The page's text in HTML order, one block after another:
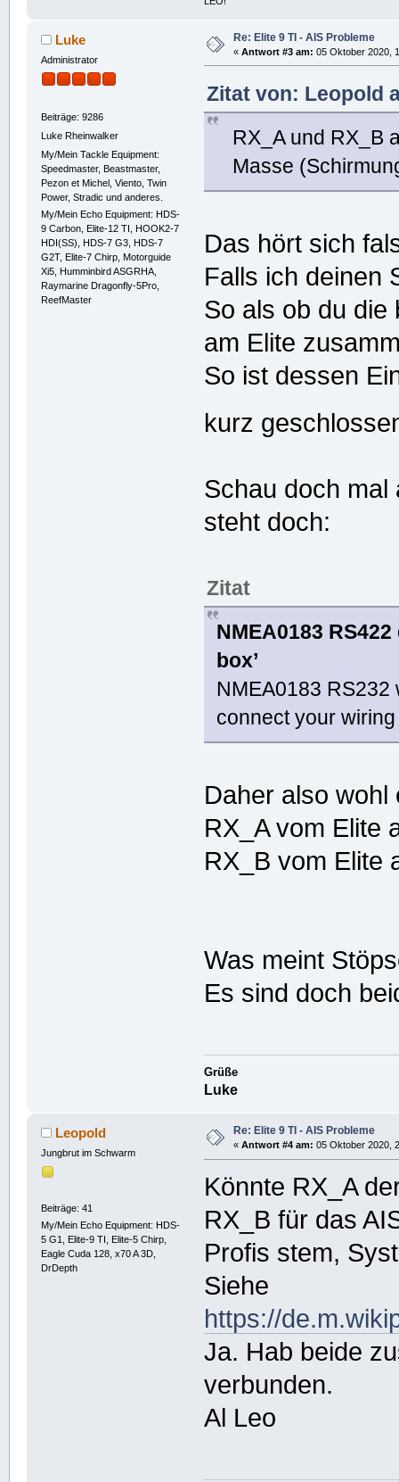
Luke
Administrator
Beiträge: 9286
Luke Rheinwalker
My/Mein Tackle Equipment:
Speedmaster, Beastmaster,
Pezon et Michel, Viento, Twin
Power, Stradic und anderes.
My/Mein Echo Equipment: HDS-
9 Carbon, Elite-12 TI, HOOK2-7
HDI(SS), HDS-7 G3, HDS-7
G2T, Elite-7 Chirp, Motorguide
Xi5, Humminbird ASGRHA,
Raymarine Dragonfly-5Pro,
ReefMaster
Re: Elite 9 TI - AIS Probleme
« Antwort #3 am: 05 Oktober 2020,
Zitat von: Leopold
RX_A und RX_B
Masse
Das hört sich
Falls ich deinen
So als ob du die
am Elite
So ist dessen
kurz
Schau doch mal
steht doch:
Zitat
NMEA0183
box’
NMEA0183 RS232
connect your wiring
Daher also wohl
RX_A vom Elite
RX_B vom Elite
Was meint
Es sind doch
Grüße
Luke
Leopold
Jungbrut im Schwarm
Beiträge: 41
My/Mein Echo Equipment: HDS-
5 G1, Elite-9 TI, Elite-5 Chirp,
Eagle Cuda 128, x70 A 3D,
DrDepth
Re: Elite 9 TI - AIS Probleme
« Antwort #4 am: 05 Oktober 2020,
Könnte RX_A
RX_B für das
Profis stem,
Siehe
https://
Ja. Hab beide
verbunden.
Al Leo